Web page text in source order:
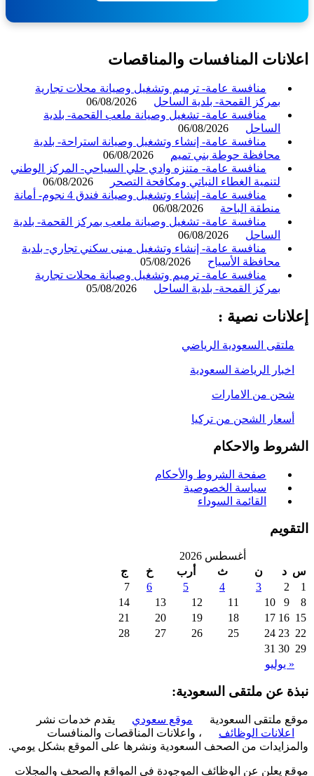
المنافسات والمناقصات
منافسة عامة- ترميم وتشغيل وصيانة محلات تجارية
بمركز القمحة- بلدية الساحل
06/08/2026
منافسة عامة- تشغيل وصيانة ملعب القحمة- بلدية
الساحل
06/08/2026
منافسة عامة- إنشاء وتشغيل وصيانة استراحة- بلدية
محافظة حوطة بني تميم
06/08/2026
منافسة عامة- متنزه وادي حلي السياحي- المركز الوطني
لتنمية الغطاء النباتي ومكافحة التصحر
06/08/2026
منافسة عامة- إنشاء وتشغيل وصيانة فندق 4 نجوم- أمانة
منطقة الباحة
06/08/2026
منافسة عامة- تشغيل وصيانة ملعب بمركز القحمة- بلدية
الساحل
06/08/2026
منافسة عامة- إنشاء وتشغيل مبنى سكني تجاري- بلدية
محافظة الأسياح
05/08/2026
منافسة عامة- ترميم وتشغيل وصيانة محلات تجارية
بمركز القمحة- بلدية الساحل
05/08/2026
نصية :
السعودية الرياضي
الرياضة السعودية
من الامارات
الشحن من تركيا
والاحكام
صفحة الشروط والأحكام
سياسة الخصوصية
القائمة السوداء
أغسطس 2026
د
ن
ج
7
10
16
17
23
24
30
31
يوليو
عن ملتقى السعودية:
ملتقى السعودية موقع سعودي
يقدم خدمات نشر
الوظائف
، واعلانات المناقصات والمنافسات
من الصحف السعودية ونشرها على الموقع بشكل يومي.
يعلن عن الوظائف الموجودة في المواقع والصحف والمجلات